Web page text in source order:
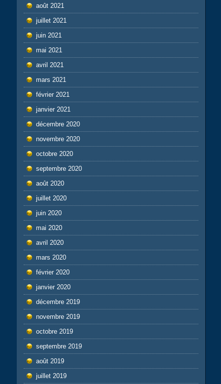
août 2021
juillet 2021
juin 2021
mai 2021
avril 2021
mars 2021
février 2021
janvier 2021
décembre 2020
novembre 2020
octobre 2020
septembre 2020
août 2020
juillet 2020
juin 2020
mai 2020
avril 2020
mars 2020
février 2020
janvier 2020
décembre 2019
novembre 2019
octobre 2019
septembre 2019
août 2019
juillet 2019